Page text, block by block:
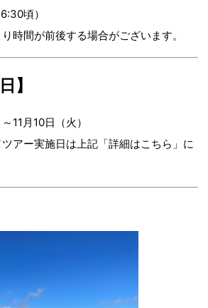
頃）
時間が前後する場合がございます。
】
11月10日（火）
アー実施日は上記「詳細はこちら」に